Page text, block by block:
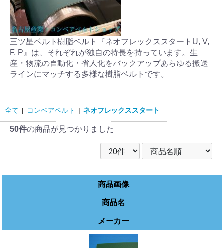
三ツ星ベルト樹脂ベルト『ネオフレックススタートU, V,
F, P』は、それぞれが独自の特長を持っています。生
産・物流の自動化・省人化をバックアップあらゆる搬送
ラインにマッチする多様な樹脂ベルトです。
全て | コンベアベルト | ネオフレックススタート
50件の商品が見つかりました
商品画像
商品名
メーカー